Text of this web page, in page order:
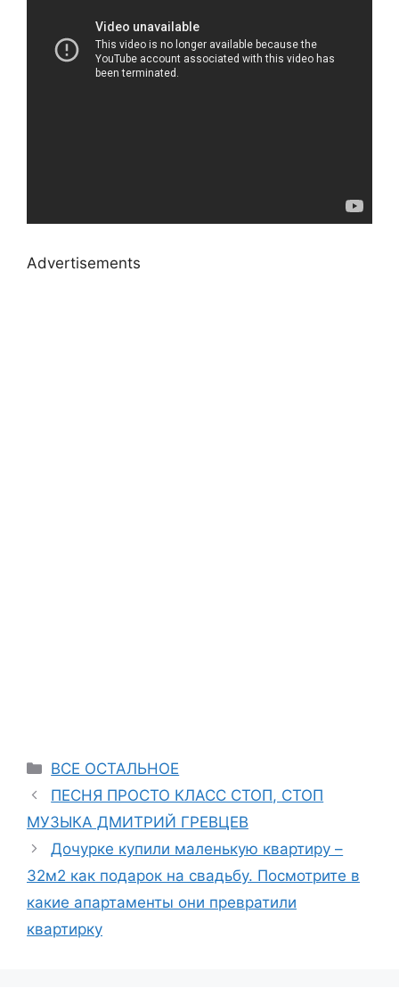
Advertisements
Categories
ВСЕ ОСТАЛЬНОЕ
ПЕСНЯ ПРОСТО КЛАСС СТОП, СТОП
МУЗЫКА ДМИТРИЙ ГРЕВЦЕВ
Дочурке купили маленькую квартиру –
32м2 как подарок на свадьбу. Посмотрите в
какие апартаменты они превратили
квартирку